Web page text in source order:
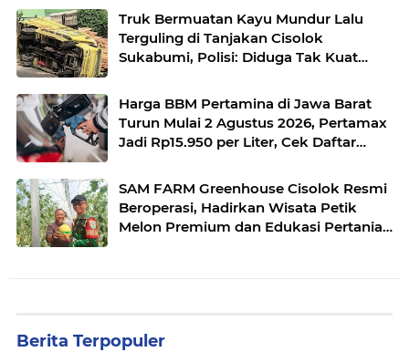
Truk Bermuatan Kayu Mundur Lalu
Terguling di Tanjakan Cisolok
Sukabumi, Polisi: Diduga Tak Kuat
Harga BBM Pertamina di Jawa Barat
Turun Mulai 2 Agustus 2026, Pertamax
Jadi Rp15.950 per Liter, Cek Daftar
SAM FARM Greenhouse Cisolok Resmi
Beroperasi, Hadirkan Wisata Petik
Melon Premium dan Edukasi Pertanian
Berita Terpopuler